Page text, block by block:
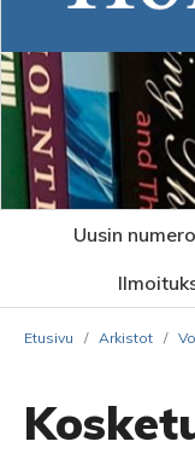
Uusin numero
Etusivu / Arkistot /